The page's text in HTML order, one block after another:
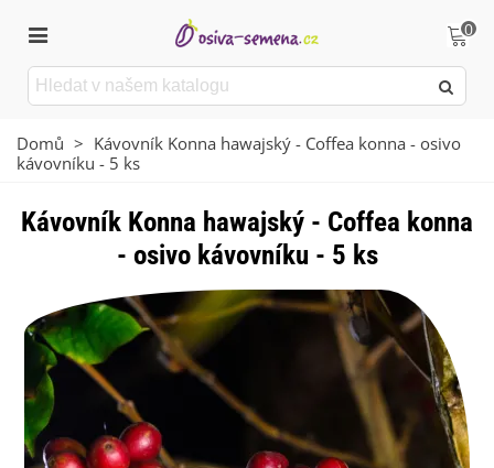
0
Domů > Kávovník Konna hawajský - Coffea konna - osivo
kávovníku - 5 ks
Kávovník Konna hawajský - Coffea konna
- osivo kávovníku - 5 ks